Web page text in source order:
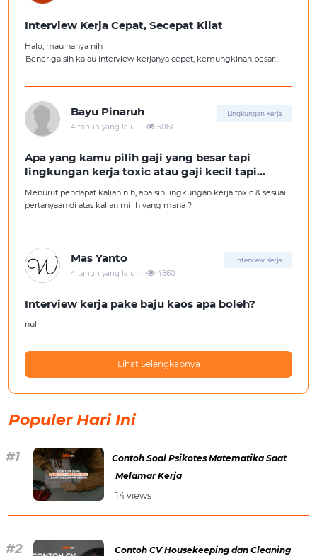
Interview Kerja Cepat, Secepat Kilat
Halo, mau nanya nih
Bener ga sih kalau interview kerjanya cepet, kemungkinan besar
Bayu Pinaruh Lingkungan Kerja
4 tahun yang lalu . 5061
Apa yang kamu pilih gaji yang besar tapi
lingkungan kerja toxic atau gaji kecil tapi
Menurut pendapat kalian nih, apa sih lingkungan kerja toxic & sesuai
pertanyaan di atas kalian milih yang mana ?
Mas Yanto Interview Kerja
4 tahun yang lalu . 4860
Interview kerja pake baju kaos apa boleh?
null
Lihat Selengkapnya
Populer Hari Ini
Contoh Soal Psikotes Matematika Saat
Melamar Kerja
14 views
Contoh CV Housekeeping dan Cleaning